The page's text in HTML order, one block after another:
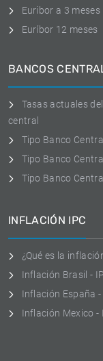
Euribor a 3 meses
Euríbor 12 meses
BANCOS
Tasas actuales
central
Tipo Banco
Tipo Banco
Tipo Banco
INFLACIÓN IPC
¿Qué es la
Inflación Brasil -
Inflación España -
Inflación Mexico -